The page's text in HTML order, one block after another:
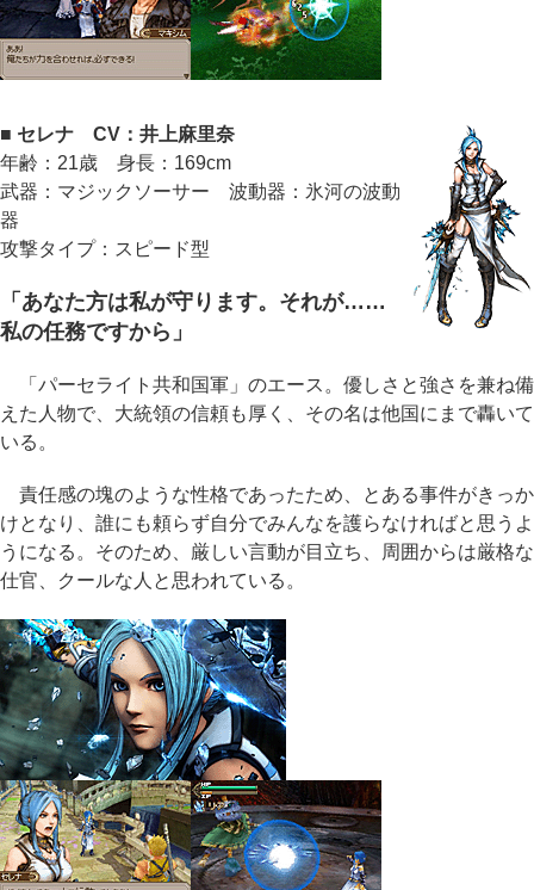
■ セレナ CV：井上麻里奈
年齢：21歳 身長：169cm
武器：マジックソーサー 波動器：氷河の波動
器
攻撃タイプ：スピード型
「あなた方は私が守ります。それが……
私の任務ですから」
「パーセライト共和国軍」のエース。優しさと強さを兼ね備
えた人物で、大統領の信頼も厚く、その名は他国にまで轟いて
いる。
責任感の塊のような性格であったため、とある事件がきっか
けとなり、誰にも頼らず自分でみんなを護らなければと思うよ
うになる。そのため、厳しい言動が目立ち、周囲からは厳格な
仕官、クールな人と思われている。